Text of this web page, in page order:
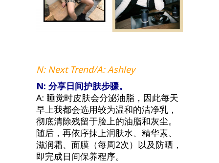
N: Next Trend/A: Ashley
N: 分享日间护肤步骤。
A: 睡觉时皮肤会分泌油脂，因此每天
早上我都会选用较为温和的洁净乳，
彻底清除残留于脸上的油脂和灰尘。
随后，再依序抹上润肤水、精华素、
滋润霜、面膜（每周2次）以及防晒，
即完成日间保养程序。